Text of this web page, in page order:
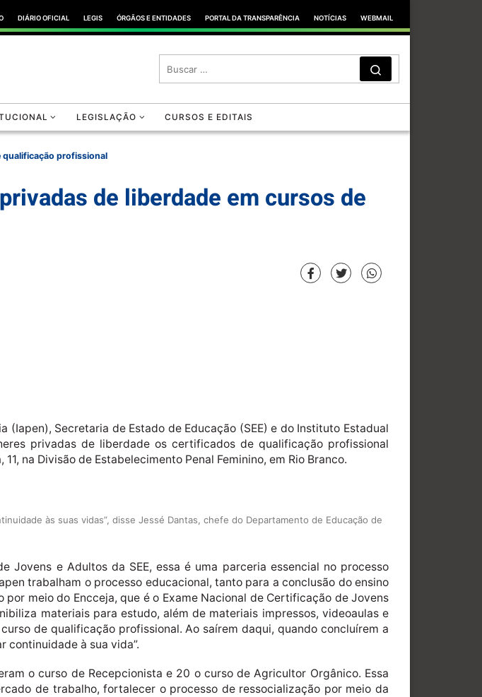
DIÁRIO OFICIAL LEGIS ÓRGÃOS E ENTIDADES PORTAL DA TRANSPARÊNCIA NOTÍCIAS WEBMAIL
SEARCH
LEGISLAÇÃO CURSOS E EDITAIS
qualificação profissional
de liberdade em cursos de
Secretaria de Estado de Educação (SEE) e do Instituto Estadual
privadas de liberdade os certificados de qualificação profissional
na Divisão de Estabelecimento Penal Feminino, em Rio Branco.
às suas vidas”, disse Jessé Dantas, chefe do Departamento de Educação de
Jovens e Adultos da SEE, essa é uma parceria essencial no processo
trabalham o processo educacional, tanto para a conclusão do ensino
meio do Encceja, que é o Exame Nacional de Certificação de Jovens
materiais para estudo, além de materiais impressos, videoaulas e
de qualificação profissional. Ao saírem daqui, quando concluírem a
continuidade à sua vida”.
o curso de Recepcionista e 20 o curso de Agricultor Orgânico. Essa
de trabalho, fortalecer o processo de ressocialização por meio da